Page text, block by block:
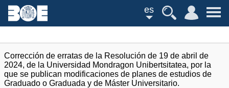
es
Corrección de erratas de la Resolución de 19 de abril de
2024, de la Universidad Mondragon Unibertsitatea, por la
que se publican modificaciones de planes de estudios de
Graduado o Graduada y de Máster Universitario.